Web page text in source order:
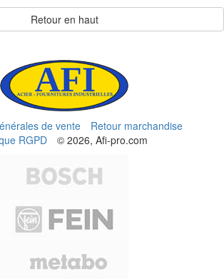
Retour en haut
de vente
Retour marchandise
RGPD
© 2026, Afi-pro.com